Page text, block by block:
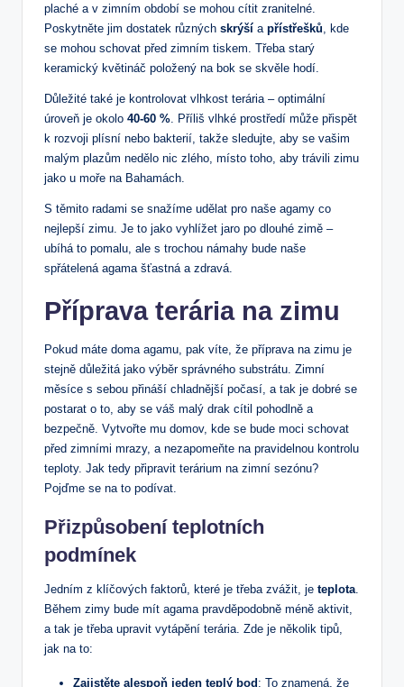
plaché a ⁣v zimním období ​se mohou cítit zranitelné.
Poskytněte jim dostatek různých skrýší a přístřešků, kde
se mohou schovat před zimním tiskem. Třeba‌ starý
keramický květináč položený ⁢na bok⁤ se skvěle hodí.
Důležité také je kontrolovat vlhkost ​terária – optimální
úroveň je okolo 40-60 %. ⁣Příliš vlhké prostředí může přispět⁤
k rozvoji plísní nebo bakterií, takže sledujte, aby‌ se vašim
malým plazům ⁤nedělo nic zlého, místo toho, aby trávili⁣ zimu
jako ‌u moře na ⁤Bahamách.
S⁤ těmito radami se snažíme udělat ⁤pro naše agamy co
nejlepší zimu. Je to jako vyhlížet jaro po dlouhé zimě –
ubíhá to‌ pomalu, ale s trochou⁢ námahy bude naše
spřátelená agama šťastná​ a zdravá.
Příprava terária na zimu
Pokud máte doma agamu, pak víte, že příprava ⁣na zimu je
stejně důležitá jako výběr‌ správného substrátu. Zimní ​
měsíce s sebou přináší ‍chladnější počasí,⁢ a tak je dobré se
‍postarat​ o to, aby se ​váš malý drak cítil ⁤pohodlně a⁤
bezpečně. Vytvořte ‌mu domov, kde se⁣ bude ⁢moci ​schovat
před zimními mrazy, a nezapomeňte ​na pravidelnou kontrolu
‌teploty. Jak​ tedy připravit terárium na ‌zimní sezónu?
Pojďme se na to podívat.
Přizpůsobení teplotních
podmínek
Jedním ​z klíčových⁣ faktorů, které ​je třeba zvážit, je teplota.
Během zimy bude mít agama ‍pravděpodobně méně aktivit,
a tak‌ je třeba upravit vytápění terária. Zde je několik tipů,
jak na to:
Zajistěte alespoň ​jeden teplý ​bod : To znamená, že